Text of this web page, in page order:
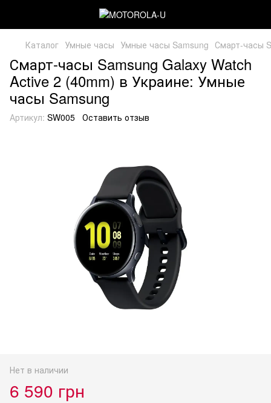
Каталог Умные часы Умные часы Samsung Смарт-часы
Смарт-часы Samsung Galaxy Watch
Active 2 (40mm) в Украине: Умные
часы Samsung
Артикул: SW005 Оставить отзыв
Нет в наличии
6 590 грн